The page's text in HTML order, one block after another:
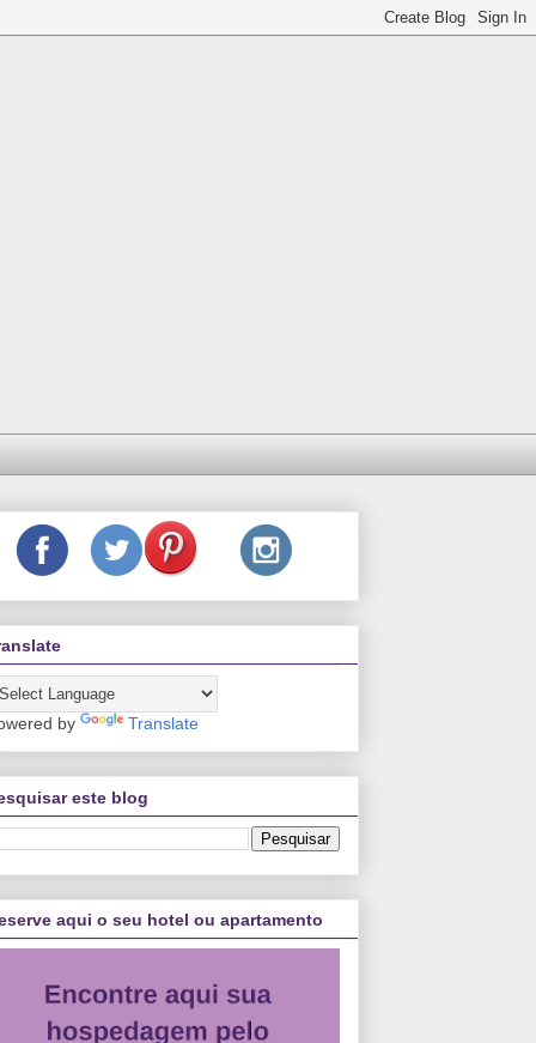
by Translate
este blog
aqui o seu hotel ou apartamento